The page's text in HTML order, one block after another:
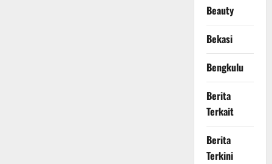
Beauty
Bekasi
Bengkulu
Berita
Terkait
Berita
Terkini